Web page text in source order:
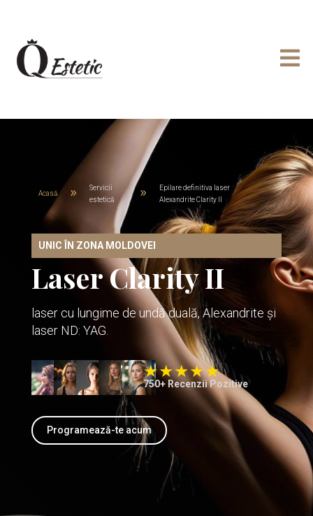

Acasă 9
Servicii
estetică
9
Epilare definitiva laser
Alexandrite Clarity II
UNIC ÎN ZONA MOLDOVEI
Laser Clarity II
laser cu lungime de undă duală, Alexandrite și
laser ND: YAG.
750+ Recenzii Pozitive
Programează-te acum